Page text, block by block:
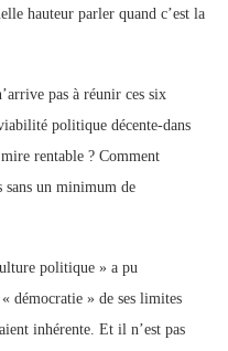
hauteur parler quand c’est la
pas à réunir ces six
politique décente-dans
rentable ? Comment
sans un minimum de
politique » a pu
démocratie » de ses limites
inhérente. Et il n’est pas